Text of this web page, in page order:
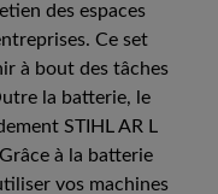
des espaces
Ce set
à bout des tâches
la batterie, le
STIHL AR L
à la batterie
vos machines